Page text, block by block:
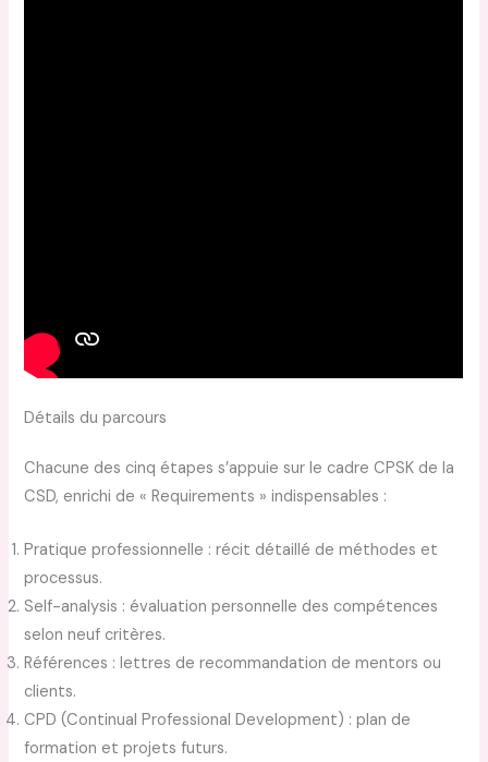
Détails du parcours
Chacune des cinq étapes s’appuie sur le cadre CPSK de la
CSD, enrichi de « Requirements » indispensables :
Pratique professionnelle : récit détaillé de méthodes et
processus.
Self-analysis : évaluation personnelle des compétences
selon neuf critères.
Références : lettres de recommandation de mentors ou
clients.
CPD (Continual Professional Development) : plan de
formation et projets futurs.